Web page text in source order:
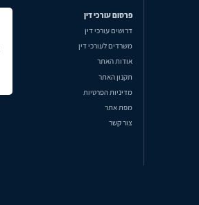
פרסום עורכי דין
דרושים עורכי דין
משרדים לעורכי דין
אודות האתר
תקנון האתר
מדיניות הפרטיות
מפת אתר
צור קשר